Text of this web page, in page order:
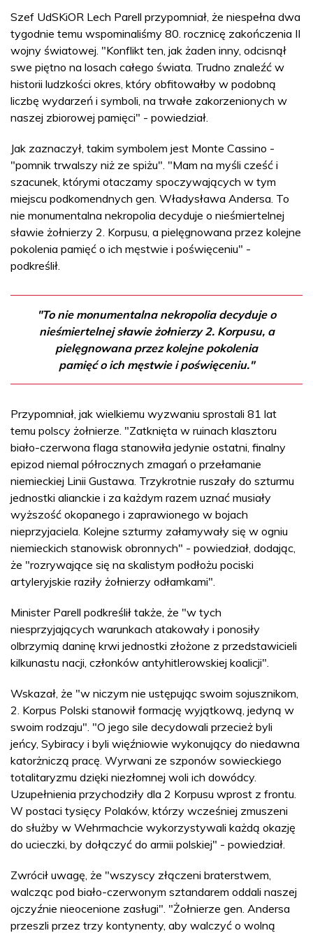
Szef UdSKiOR Lech Parell przypomniał, że niespełna dwa
tygodnie temu wspominaliśmy 80. rocznicę zakończenia II
wojny światowej. "Konflikt ten, jak żaden inny, odcisnął
swe piętno na losach całego świata. Trudno znaleźć w
historii ludzkości okres, który obfitowałby w podobną
liczbę wydarzeń i symboli, na trwałe zakorzenionych w
naszej zbiorowej pamięci" - powiedział.
Jak zaznaczył, takim symbolem jest Monte Cassino -
"pomnik trwalszy niż ze spiżu". "Mam na myśli cześć i
szacunek, którymi otaczamy spoczywających w tym
miejscu podkomendnych gen. Władysława Andersa. To
nie monumentalna nekropolia decyduje o nieśmiertelnej
sławie żołnierzy 2. Korpusu, a pielęgnowana przez kolejne
pokolenia pamięć o ich męstwie i poświęceniu" -
podkreślił.
"To nie monumentalna nekropolia decyduje o
nieśmiertelnej sławie żołnierzy 2. Korpusu, a
pielęgnowana przez kolejne pokolenia
pamięć o ich męstwie i poświęceniu."
Przypomniał, jak wielkiemu wyzwaniu sprostali 81 lat
temu polscy żołnierze. "Zatknięta w ruinach klasztoru
biało-czerwona flaga stanowiła jedynie ostatni, finalny
epizod niemal półrocznych zmagań o przełamanie
niemieckiej Linii Gustawa. Trzykrotnie ruszały do szturmu
jednostki alianckie i za każdym razem uznać musiały
wyższość okopanego i zaprawionego w bojach
nieprzyjaciela. Kolejne szturmy załamywały się w ogniu
niemieckich stanowisk obronnych" - powiedział, dodając,
że "rozrywające się na skalistym podłożu pociski
artyleryjskie raziły żołnierzy odłamkami".
Minister Parell podkreślił także, że "w tych
niesprzyjających warunkach atakowały i ponosiły
olbrzymią daninę krwi jednostki złożone z przedstawicieli
kilkunastu nacji, członków antyhitlerowskiej koalicji".
Wskazał, że "w niczym nie ustępując swoim sojusznikom,
2. Korpus Polski stanowił formację wyjątkową, jedyną w
swoim rodzaju". "O jego sile decydowali przecież byli
jeńcy, Sybiracy i byli więźniowie wykonujący do niedawna
katorżniczą pracę. Wyrwani ze szponów sowieckiego
totalitaryzmu dzięki niezłomnej woli ich dowódcy.
Uzupełnienia przychodziły dla 2 Korpusu wprost z frontu.
W postaci tysięcy Polaków, którzy wcześniej zmuszeni
do służby w Wehrmachcie wykorzystywali każdą okazję
do ucieczki, by dołączyć do armii polskiej" - powiedział.
Zwrócił uwagę, że "wszyscy złączeni braterstwem,
walcząc pod biało-czerwonym sztandarem oddali naszej
ojczyźnie nieocenione zasługi". "Żołnierze gen. Andersa
przeszli przez trzy kontynenty, aby walczyć o wolną